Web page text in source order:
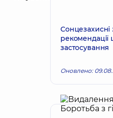
Сонцезахисні
рекомендації
застосування
Оновлено: